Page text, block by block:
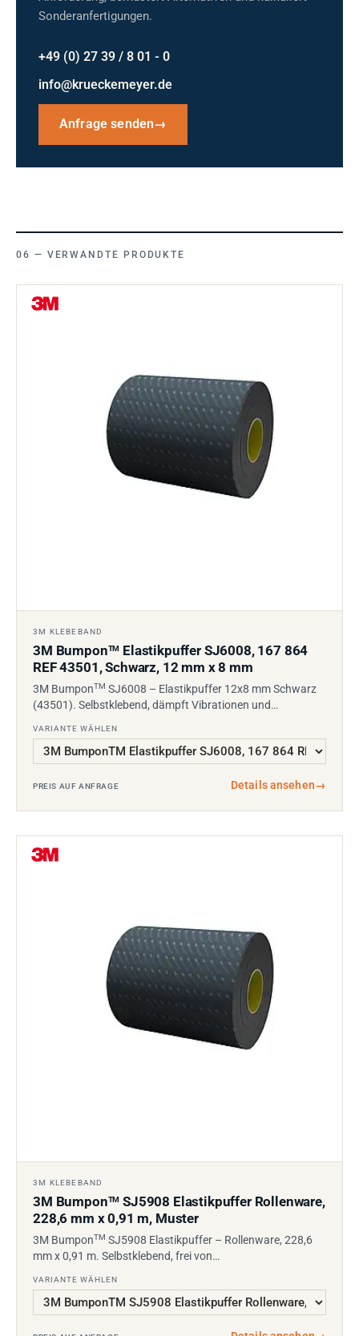
Sonderanfertigungen.
+49 (0) 27 39 / 8 01 - 0
info@krueckemeyer.de
Anfrage senden→
VERWANDTE PRODUKTE
3M KLEBEBAND
3M BumponTM Elastikpuffer SJ6008, 167 864
REF 43501, Schwarz, 12 mm x 8 mm
3M BumponTM SJ6008 – Elastikpuffer 12x8 mm Schwarz
(43501). Selbstklebend, dämpft Vibrationen und…
VARIANTE WÄHLEN
PREIS AUF ANFRAGE Details ansehen→
3M KLEBEBAND
3M BumponTM SJ5908 Elastikpuffer Rollenware,
228,6 mm x 0,91 m, Muster
3M BumponTM SJ5908 Elastikpuffer – Rollenware, 228,6
mm x 0,91 m. Selbstklebend, frei von…
VARIANTE WÄHLEN